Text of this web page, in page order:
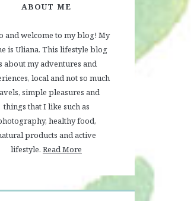
ABOUT ME
and welcome to my blog! My
is Uliana. This lifestyle blog
about my adventures and
local and not so much
simple pleasures and
things that I like such as
healthy food,
products and active
lifestyle. Read More